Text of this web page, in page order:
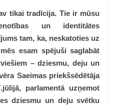
tikai tradīcija. Tie ir mūsu
un identitātes
tam, ka, neskatoties uz
esam spējuši saglabāt
– dziesmu, deju un
Saeimas priekšsēdētāja
parlamentā uzņemot
dziesmu un deju svētku